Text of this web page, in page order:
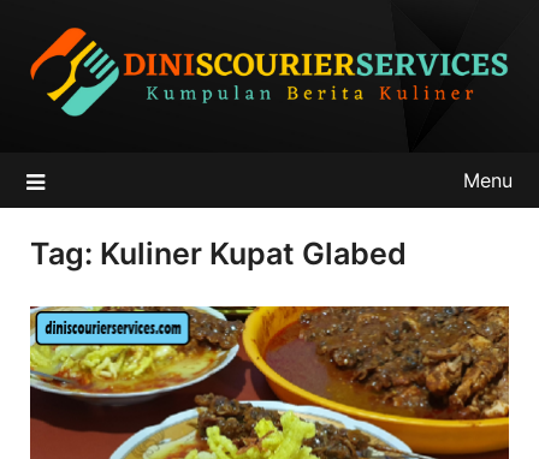
content
Menu
Tag: Kuliner Kupat Glabed